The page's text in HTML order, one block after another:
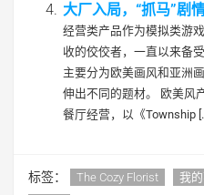
大厂入局，“抓马”剧
经营类产品作为模拟类游
收的佼佼者，一直以来备
主要分为欧美画风和亚洲
伸出不同的题材。 欧美风
餐厅经营，以《Township
标签： The Cozy Florist 我